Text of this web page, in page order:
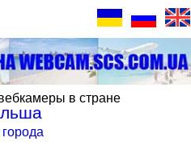
в стране